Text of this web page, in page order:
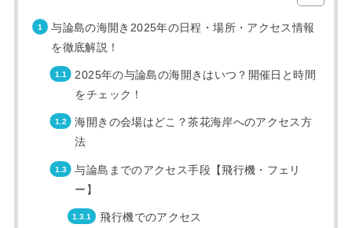
与論島の海開き2025年の日程・場所・アクセス情報
を徹底解説！
2025年の与論島の海開きはいつ？開催日と時間
をチェック！
海開きの会場はどこ？茶花海岸へのアクセス方
法
与論島までのアクセス手段【飛行機・フェリ
ー】
飛行機でのアクセス